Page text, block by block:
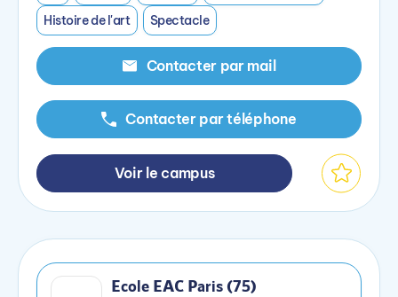
Histoire de l'art
Spectacle
Contacter par mail
Contacter par téléphone
Voir le campus
Ecole EAC Paris (75)